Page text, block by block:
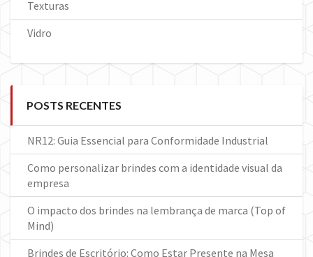
Texturas
Vidro
POSTS RECENTES
NR12: Guia Essencial para Conformidade Industrial
Como personalizar brindes com a identidade visual da
empresa
O impacto dos brindes na lembrança de marca (Top of
Mind)
Brindes de Escritório: Como Estar Presente na Mesa